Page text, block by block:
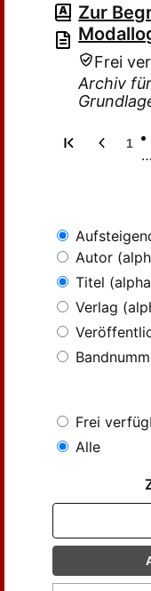
Zur
Frei
Archiv
1
…
Autor
Titel
Verlag
Frei
Alle